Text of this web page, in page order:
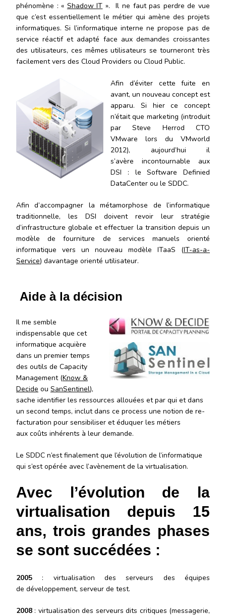
phénomène : « Shadow IT ». Il ne faut pas perdre de vue
que c’est essentiellement le métier qui amène des projets
informatiques. Si l’informatique interne ne propose pas de
service réactif et adapté face aux demandes croissantes
des utilisateurs, ces mêmes utilisateurs se tourneront très
facilement vers des Cloud Providers ou Cloud Public.
Afin d’éviter cette fuite en
avant, un nouveau concept est
apparu. Si hier ce concept
n’était que marketing (introduit
par Steve Herrod CTO
VMware lors du VMworld
2012), aujourd’hui il
s’avère incontournable aux
DSI : le Software Definied
DataCenter ou le SDDC.
Afin d’accompagner la métamorphose de l’informatique
traditionnelle, les DSI doivent revoir leur stratégie
d’infrastructure globale et effectuer la transition depuis un
modèle de fourniture de services manuels orienté
informatique vers un nouveau modèle ITaaS (IT-as-a-
Service) davantage orienté utilisateur.
Aide à la décision
Il me semble
indispensable que cet
informatique acquière
dans un premier temps
des outils de Capacity
Management (Know &
Decide ou SanSentinel),
sache identifier les ressources allouées et par qui et dans
un second temps, inclut dans ce process une notion de re-
facturation pour sensibiliser et éduquer les métiers
aux coûts inhérents à leur demande.
Le SDDC n’est finalement que l’évolution de l’informatique
qui s’est opérée avec l’avènement de la virtualisation.
Avec l’évolution de la
virtualisation depuis 15
ans, trois grandes phases
se sont succédées :
2005 : virtualisation des serveurs des équipes
de développement, serveur de test.
2008 : virtualisation des serveurs dits critiques (messagerie,